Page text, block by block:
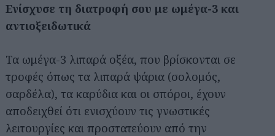
Ενίσχυσε τη διατροφή σου με ωμέγα-3 και
αντιοξειδωτικά
Τα ωμέγα-3 λιπαρά οξέα, που βρίσκονται σε
τροφές όπως τα λιπαρά ψάρια (σολομός,
σαρδέλα), τα καρύδια και οι σπόροι, έχουν
αποδειχθεί ότι ενισχύουν τις γνωστικές
λειτουργίες και προστατεύουν από την